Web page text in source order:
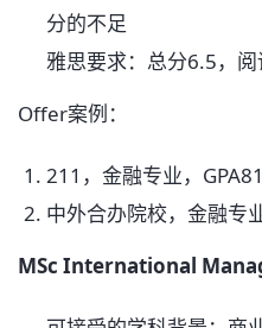
分的不足
雅思要求：总分6.5，
Offer案例：
211，金融专业，
中外合办院校，金融专
MSc International